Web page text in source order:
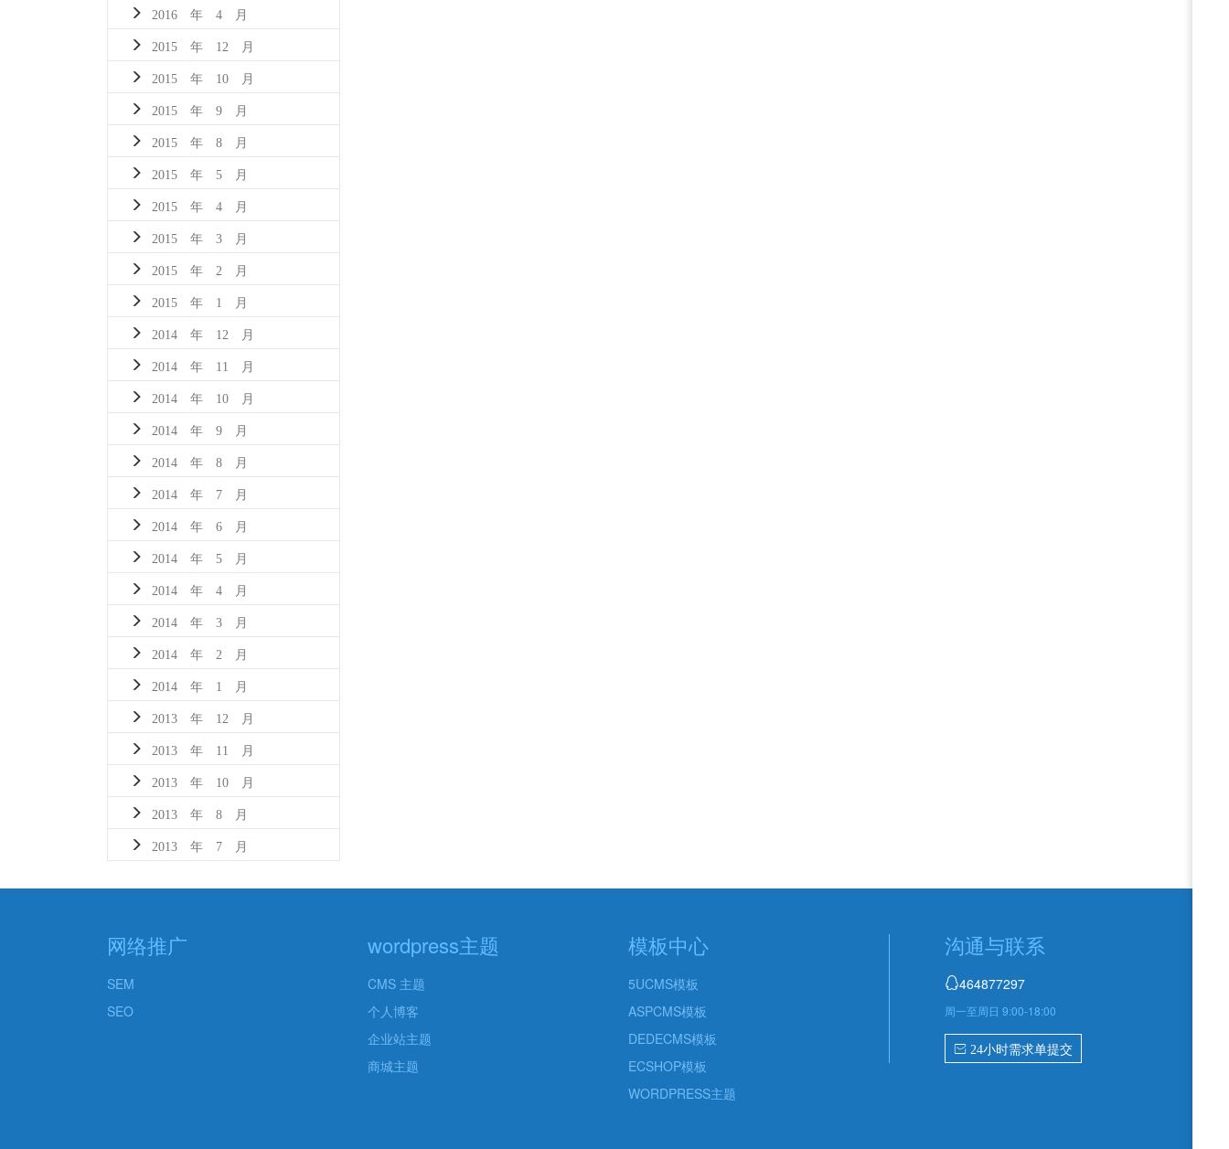
2016 年 4 月
2015 年 12 月
2015 年 10 月
2015 年 9 月
2015 年 8 月
2015 年 5 月
2015 年 4 月
2015 年 3 月
2015 年 2 月
2015 年 1 月
2014 年 12 月
2014 年 11 月
2014 年 10 月
2014 年 9 月
2014 年 8 月
2014 年 7 月
2014 年 6 月
2014 年 5 月
2014 年 4 月
2014 年 3 月
2014 年 2 月
2014 年 1 月
2013 年 12 月
2013 年 11 月
2013 年 10 月
2013 年 8 月
2013 年 7 月
网络推广
SEM
SEO
wordpress主题
CMS 主题
个人博客
企业站主题
商城主题
模板中心
5UCMS模板
ASPCMS模板
DEDECMS模板
ECSHOP模板
WORDPRESS主题
沟通与联系
464877297
周一至周日 9:00-18:00
 24小时需求单提交